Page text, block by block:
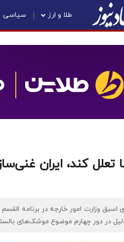
طلا و ارز سیاسی
کند، ایران غنی‌سازی ۹۰ درصد خواهد
وزارت امور خارجه در برنامه القسم
در دور چهارم موضوع موشک‌های